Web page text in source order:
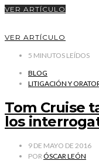
VER ARTÍCULO
VER ARTÍCULO
5 MINUTOS LEÍDOS
BLOG
LITIGACIÓN Y
Tom Cruise
los
9 DE MAYO DE 2016
POR ÓSCAR LEÓN